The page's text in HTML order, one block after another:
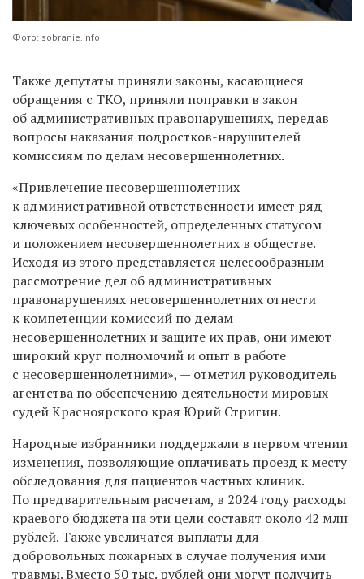
Фото: sobranie.info
Также депутаты приняли законы, касающиеся
обращения с ТКО, приняли поправки в закон
об административных правонарушениях, передав
вопросы наказания подростков-нарушителей
комиссиям по делам несовершеннолетних.
«Привлечение несовершеннолетних
к административной ответственности имеет ряд
ключевых особенностей, определенных статусом
и положением несовершеннолетних в обществе.
Исходя из этого представляется целесообразным
рассмотрение дел об административных
правонарушениях несовершеннолетних отнести
к компетенции комиссий по делам
несовершеннолетних и защите их прав, они имеют
широкий круг полномочий и опыт в работе
с несовершеннолетними», — отметил руководитель
агентства по обеспечению деятельности мировых
судей Красноярского края Юрий Стригин.
Народные избранники поддержали в первом чтении
изменения, позволяющие оплачивать проезд к месту
обследования для пациентов частных клиник.
По предварительным расчетам, в 2024 году расходы
краевого бюджета на эти цели составят около 42 млн
рублей. Также увеличатся выплаты для
добровольных пожарных в случае получения ими
травмы. Вместо 50 тыс. рублей они могут получить